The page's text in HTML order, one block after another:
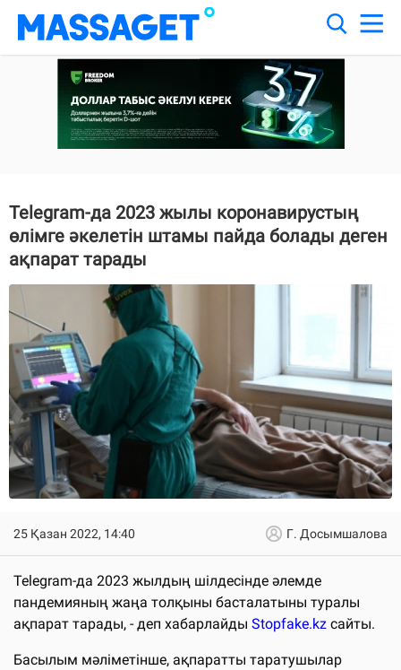
Telegram-да 2023 жылы коронавирустың
өлімге әкелетін штамы пайда болады деген
ақпарат тарады
25 Қазан 2022, 14:40 Г. Досымшалова
Telegram-да 2023 жылдың шілдесінде әлемде
пандемияның жаңа толқыны басталатыны туралы
ақпарат тарады, - деп хабарлайды Stopfake.kz сайты.
Басылым мәліметінше, ақпаратты таратушылар